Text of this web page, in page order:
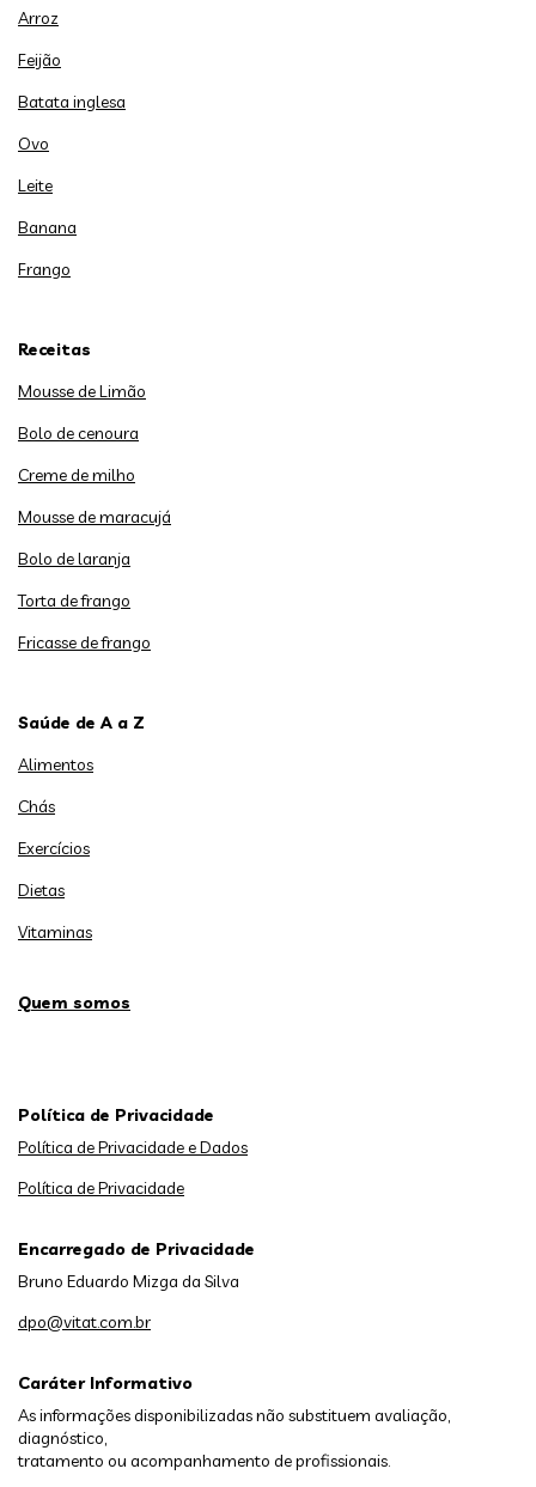
Arroz
Feijão
Batata inglesa
Ovo
Leite
Banana
Frango
Receitas
Mousse de Limão
Bolo de cenoura
Creme de milho
Mousse de maracujá
Bolo de laranja
Torta de frango
Fricasse de frango
Saúde de A a Z
Alimentos
Chás
Exercícios
Dietas
Vitaminas
Quem somos
Caráter Informativo
As informações disponibilizadas não substituem avaliação,
diagnóstico,
tratamento ou acompanhamento de profissionais.
Política de Privacidade
Política de Privacidade e Dados
Política de Privacidade
Encarregado de Privacidade
Bruno Eduardo Mizga da Silva
dpo@vitat.com.br